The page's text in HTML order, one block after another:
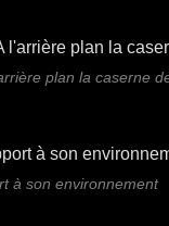
plan la caserne
à son environnement